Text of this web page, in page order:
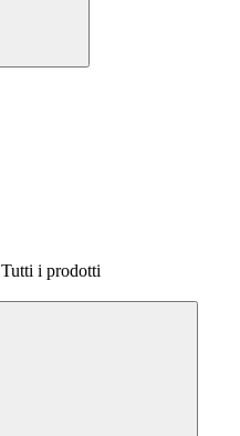
Tutti i prodotti